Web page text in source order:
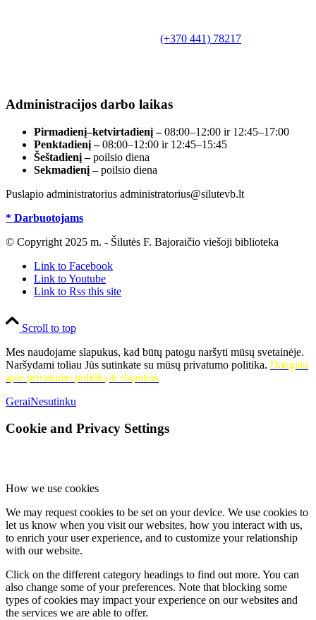
(+370 441) 78217
Administracijos darbo laikas
Pirmadienį–ketvirtadienį –08:00–12:00 ir 12:45–17:00
Penktadienį –08:00–12:00 ir 12:45–15:45
Šeštadienį –poilsio diena
Sekmadienį –poilsio diena
Puslapio administratorius administratorius@silutevb.lt
* Darbuotojams
© Copyright 2025 m. - Šilutės F. Bajoraičio viešoji biblioteka
Link to Facebook
Link to Youtube
Link to Rss this site
Scroll to top
Mes naudojame slapukus, kad būtų patogu naršyti mūsų svetainėje.
Naršydami toliau Jūs sutinkate su mūsų privatumo politika. Daugiau
apie privatumo politiką ir slapukus
GeraiNesutinku
Cookie and Privacy Settings
How we use cookies
We may request cookies to be set on your device. We use cookies to
let us know when you visit our websites, how you interact with us,
to enrich your user experience, and to customize your relationship
with our website.
Click on the different category headings to find out more. You can
also change some of your preferences. Note that blocking some
types of cookies may impact your experience on our websites and
the services we are able to offer.